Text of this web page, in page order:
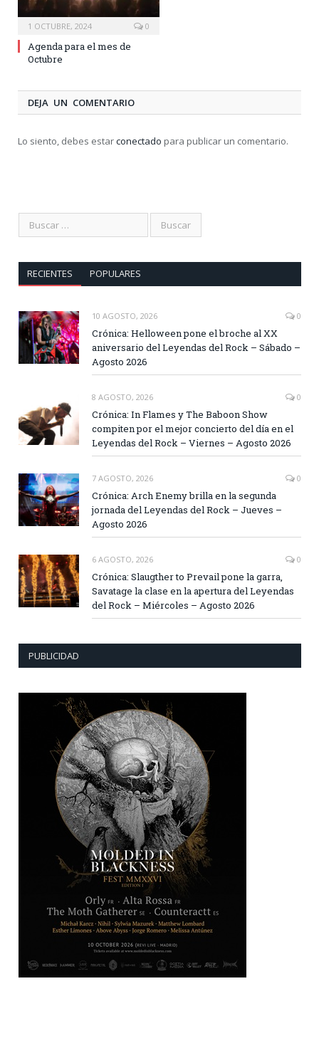
1 OCTUBRE, 2024 0
Agenda para el mes de
Octubre
DEJA UN COMENTARIO
Lo siento, debes estarconectado para publicar un comentario.
RECIENTES POPULARES
10 AGOSTO, 2026 0
Crónica: Helloween pone el broche al XX
aniversario del Leyendas del Rock – Sábado –
Agosto 2026
8 AGOSTO, 2026 0
Crónica: In Flames y The Baboon Show
compiten por el mejor concierto del día en el
Leyendas del Rock – Viernes – Agosto 2026
7 AGOSTO, 2026 0
Crónica: Arch Enemy brilla en la segunda
jornada del Leyendas del Rock – Jueves –
Agosto 2026
6 AGOSTO, 2026 0
Crónica: Slaugther to Prevail pone la garra,
Savatage la clase en la apertura del Leyendas
del Rock – Miércoles – Agosto 2026
PUBLICIDAD